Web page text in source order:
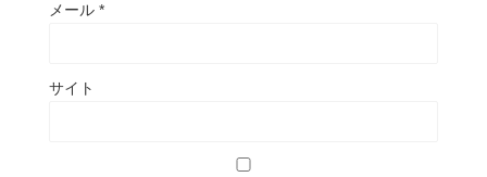
メール *
サイト